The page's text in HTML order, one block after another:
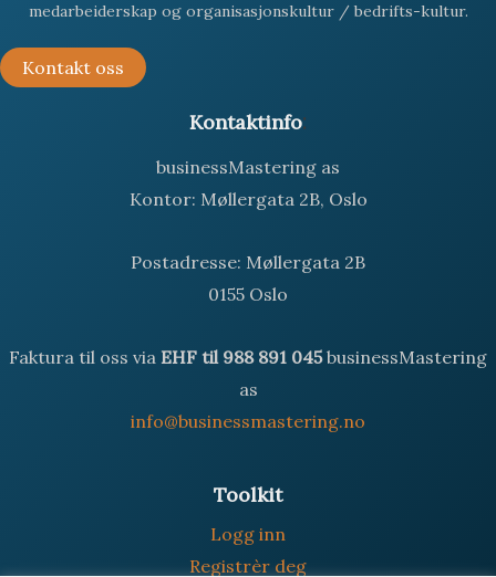
medarbeiderskap og organisasjonskultur / bedrifts-kultur.
Kontakt oss
Kontaktinfo:
businessMastering as
Kontor: Møllergata 2B, Oslo
Postadresse: Møllergata 2B
0155 Oslo
Faktura til oss via EHF til 988 891 045businessMastering
as
info@businessmastering.no
Toolkit
Logg inn
Registrèr deg